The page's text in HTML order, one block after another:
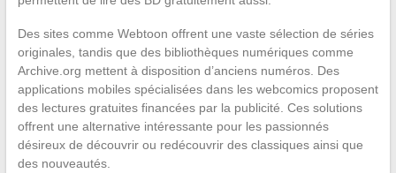
Des sites comme Webtoon offrent une vaste sélection de séries
originales, tandis que des bibliothèques numériques comme
Archive.org mettent à disposition d’anciens numéros. Des
applications mobiles spécialisées dans les webcomics proposent
des lectures gratuites financées par la publicité. Ces solutions
offrent une alternative intéressante pour les passionnés
désireux de découvrir ou redécouvrir des classiques ainsi que
des nouveautés.